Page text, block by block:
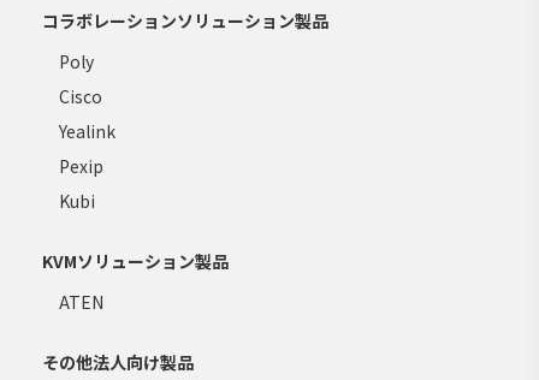
コラボレーションソリューション製品
Poly
Cisco
Yealink
Pexip
Kubi
KVMソリューション製品
ATEN
その他法人向け製品